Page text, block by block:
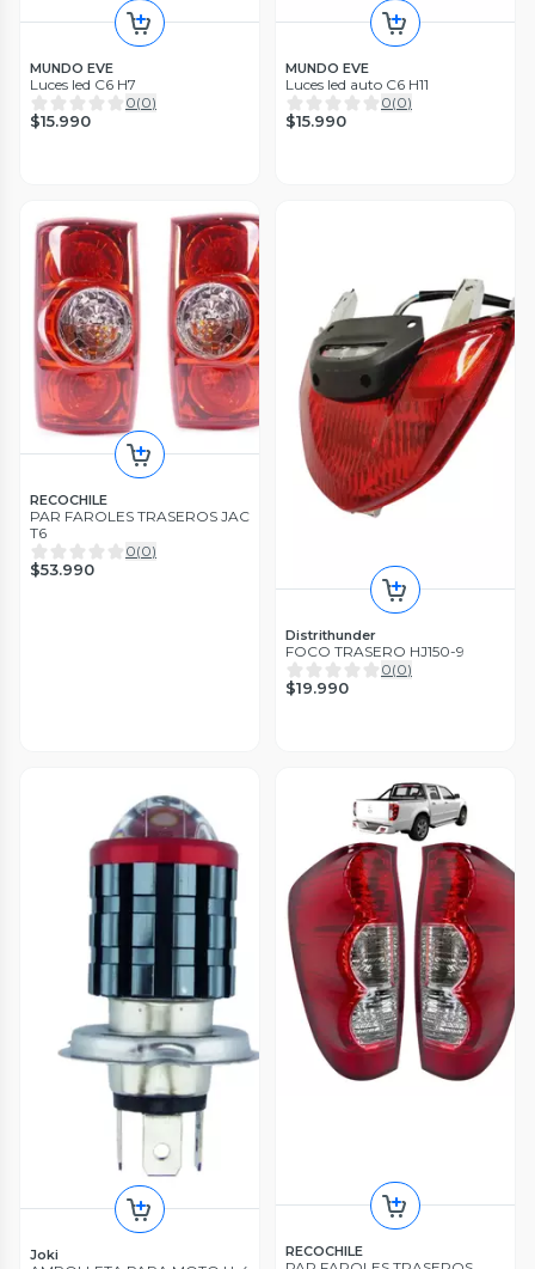
MUNDO EVE
Luces led C6 H7
0(0)
$15.990
MUNDO EVE
Luces led auto C6 H11
0(0)
$15.990
RECOCHILE
PAR FAROLES TRASEROS JAC
T6
0(0)
$53.990
Distrithunder
FOCO TRASERO HJ150-9
0(0)
$19.990
Joki RECOCHILE